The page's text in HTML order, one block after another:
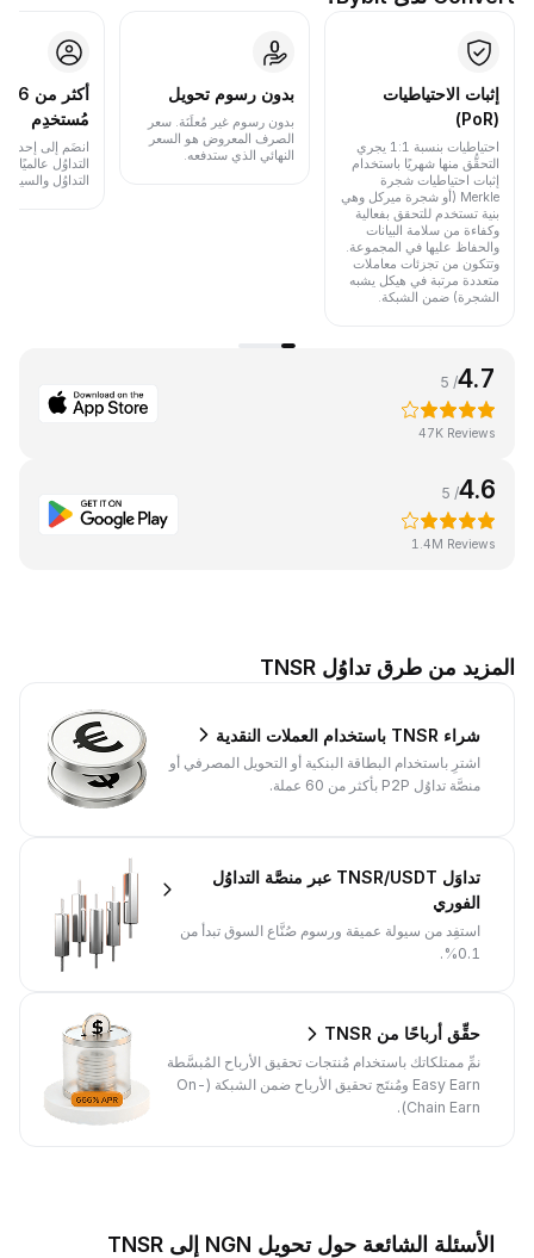
إثبات الاحتياطيات
(PoR)
احتياطيات بنسبة 1:1 يجري
التحقُّق منها شهريًا باستخدام
إثبات احتياطيات شجرة
Merkle (أو شجرة ميركل وهي
بنية تستخدم للتحقق بفعالية
وكفاءة من سلامة البيانات
والحفاظ عليها في المجموعة.
وتتكون من تجزئات معاملات
متعددة مرتبة في هيكل يشبه
الشجرة) ضمن الشبكة.
بدون رسوم تحويل
بدون رسوم غير مُعلَنَة. سعر
الصرف المعروض هو السعر
النهائي الذي ستدفعه.
مُستخدِم
انضَم إلى إحدى
التداوُل
التداوُل والسيولة.
4.7
/ 5
47K Reviews
4.6
/ 5
1.4M Reviews
المزيد من طرق تداوُل TNSR
شراء TNSR باستخدام العملات النقدية
اشترِ باستخدام البطاقة البنكية أو التحويل المصرفي أو
منصَّة تداوُل P2P بأكثر من 60 عملة.
تداوَل TNSR/USDT عبر منصَّة التداوُل
الفوري
استفِد من سيولة عميقة ورسوم صُنَّاع السوق تبدأ من
0.1%.
حقِّق أرباحًا من TNSR
نمِّ ممتلكاتك باستخدام مُنتجات تحقيق الأرباح المُبسَّطة
Easy Earn ومُنتَج تحقيق الأرباح ضمن الشبكة (On-
Chain Earn).
الأسئلة الشائعة حول تحويل NGN إلى TNSR